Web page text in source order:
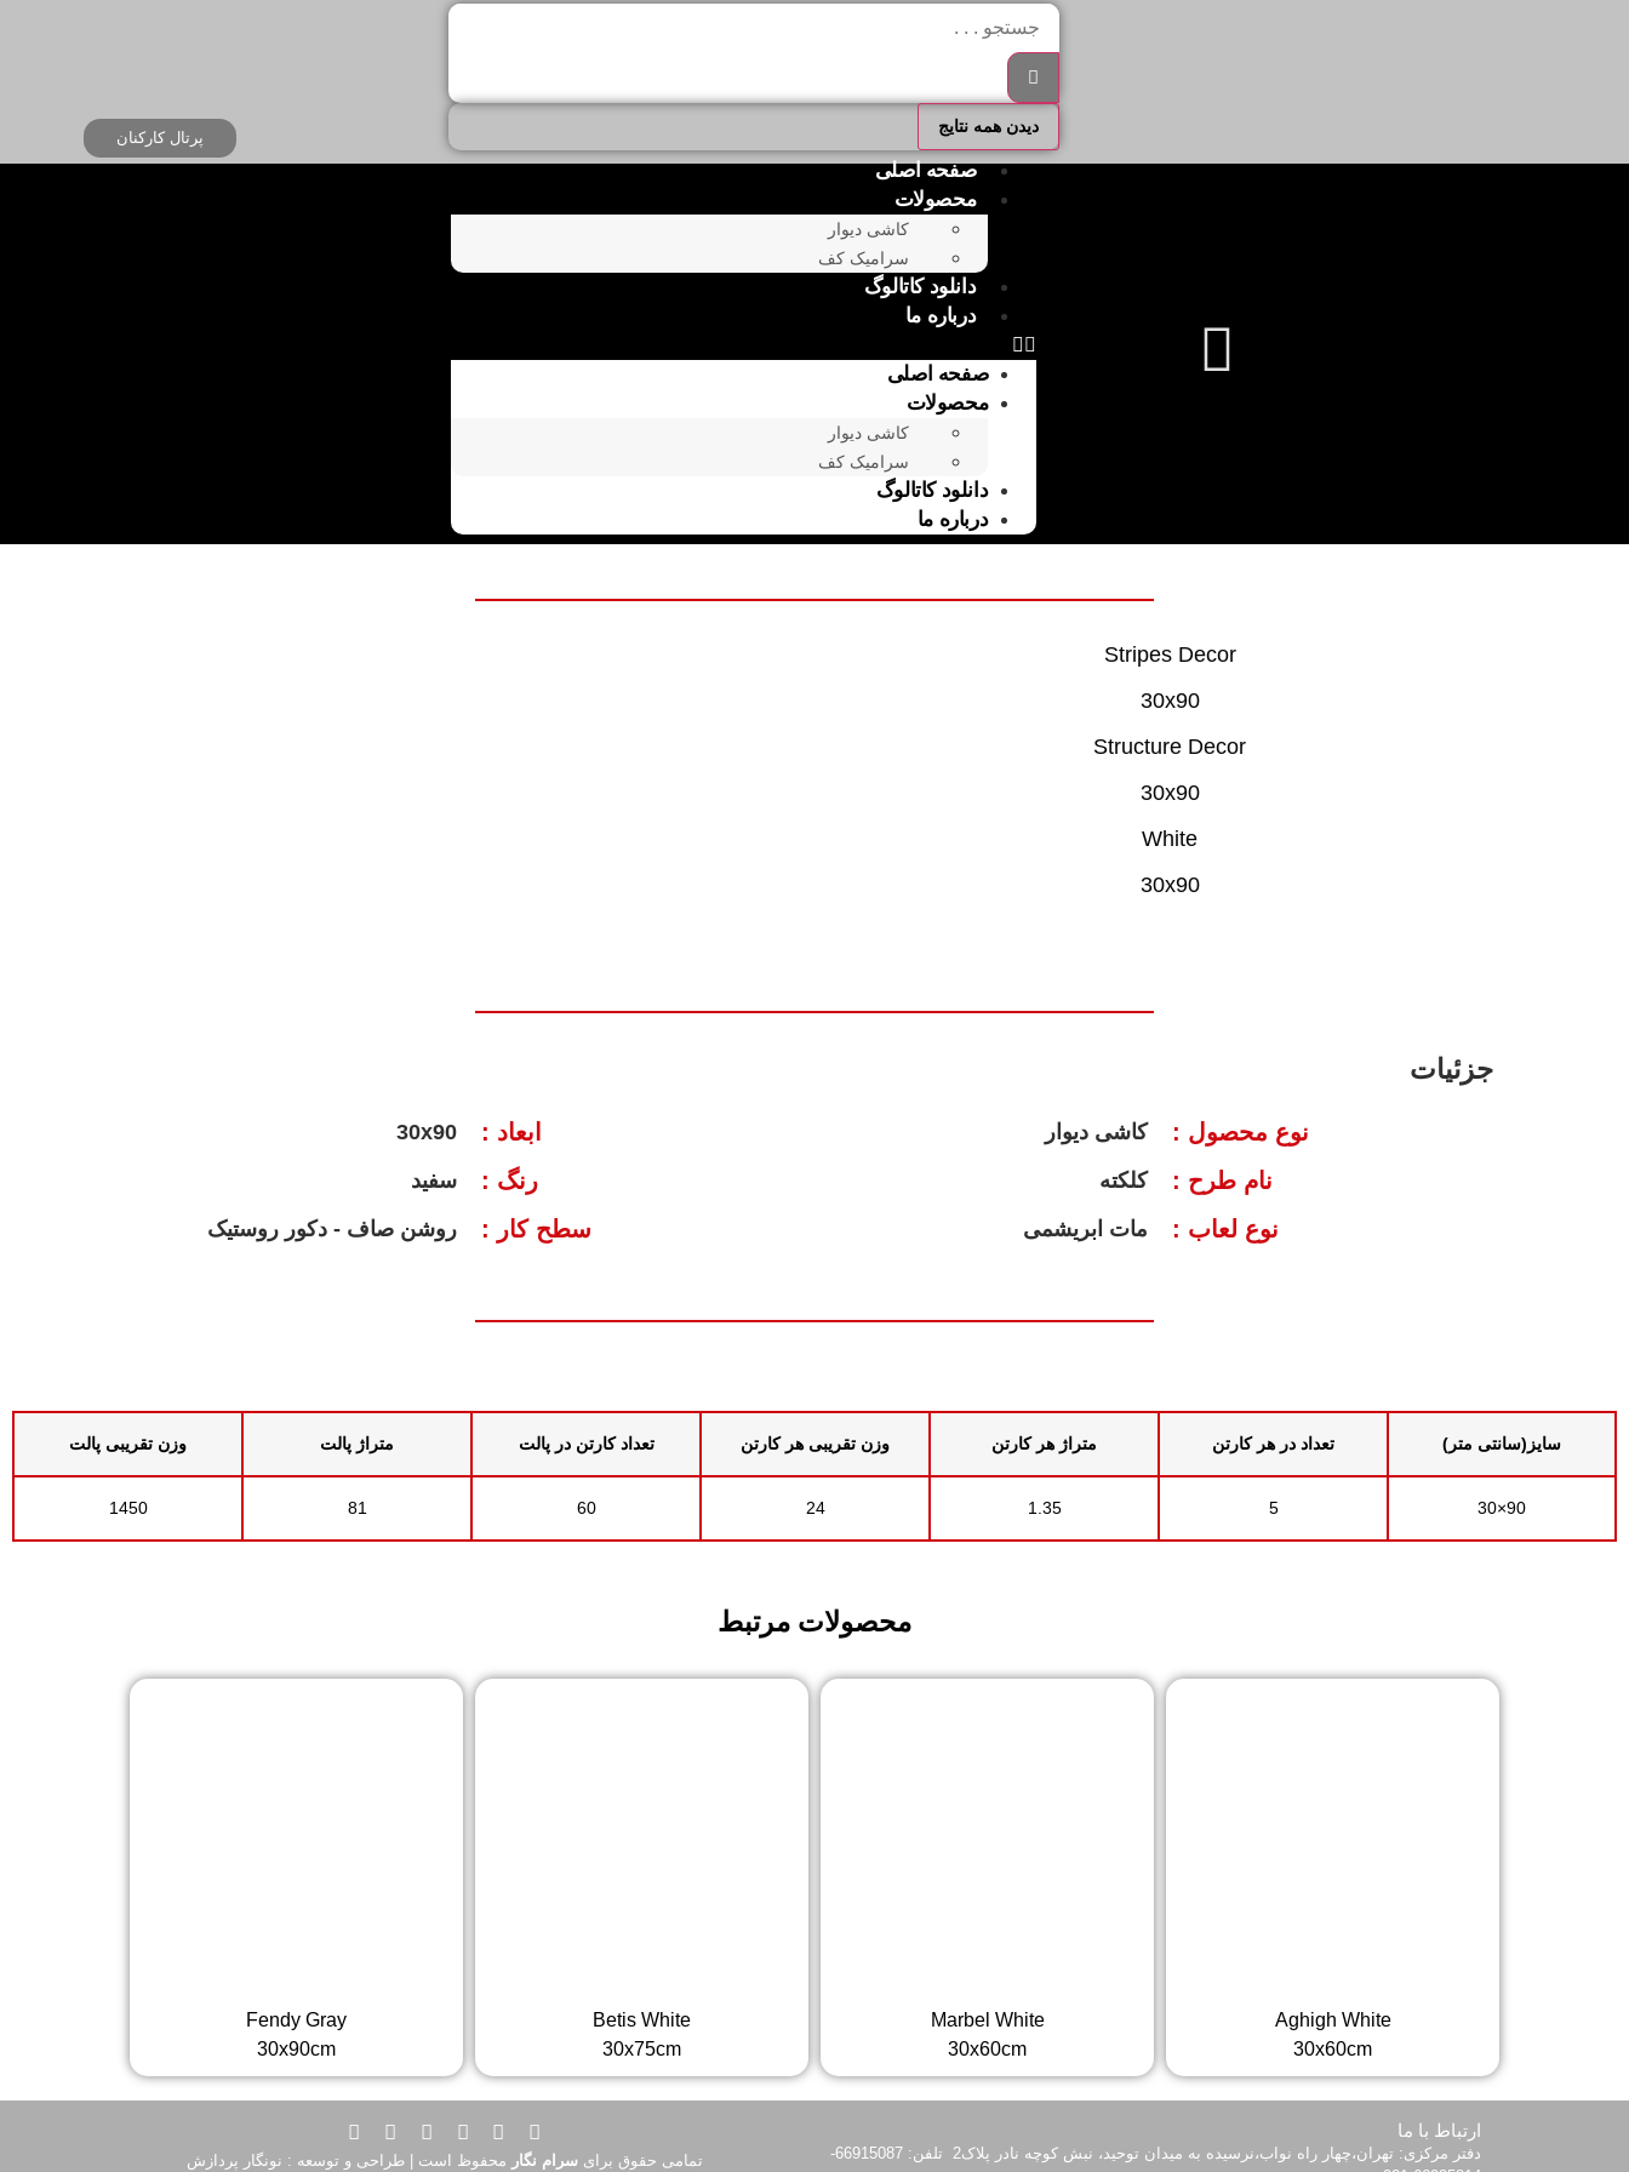
دیدن همه نتایج
پرتال کارکنان
صفحه اصلی
محصولات
کاشی دیوار
سرامیک کف
دانلود کاتالوگ
درباره ما
صفحه اصلی
محصولات
کاشی دیوار
سرامیک کف
دانلود کاتالوگ
درباره ما
Stripes Decor
30x90
Structure Decor
30x90
White
30x90
جزئیات
نوع محصول : کاشی دیوار
نام طرح : کلکته
نوع لعاب : مات ابریشمی
ابعاد : 30x90
رنگ : سفید
سطح کار : روشن صاف - دکور روستیک
سایز(سانتی متر) تعداد در هر کارتن متراژ هر کارتن وزن تقریبی هر کارتن تعداد کارتن در پالت متراژ پالت وزن تقریبی پالت
90×30
5
1.35
24
60
81
1450
محصولات مرتبط
Aghigh White
30x60cm
Marbel White
30x60cm
Betis White
30x75cm
Fendy Gray
30x90cm
ارتباط با ما
دفتر مرکزی:
تهران،چهار راه نواب،نرسیده به میدان توحید، نبش کوچه نادر پلاک2 تلفن: 66915087-
تمامی حقوق برایسرام نگار محفوظ است | طراحی و توسعه : نونگار پردازش